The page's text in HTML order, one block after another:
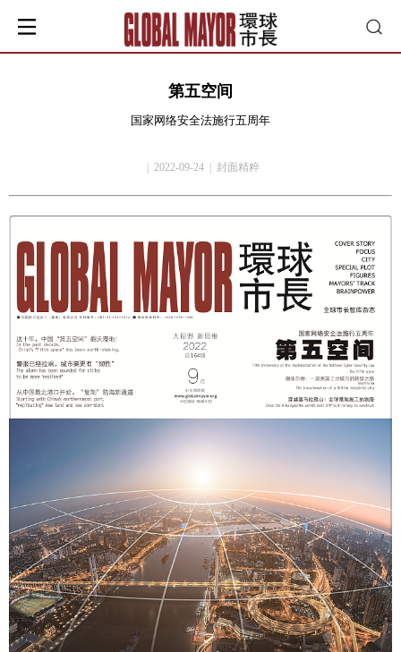
第五空间
国家网络安全法施行五周年
| 2022-09-24 | 封面精粹